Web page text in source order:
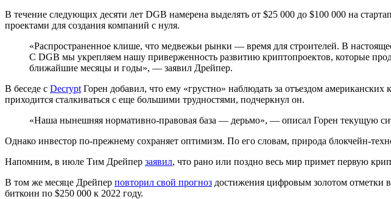
В течение следующих десяти лет DGB намерена выделять от $25 000 до $100 000 на
проектами для создания компаний с нуля.
«Распространенное клише, что медвежьи рынки — время для строителей. В
С DGB мы укрепляем нашу приверженность развитию криптопроектов, которые
ближайшие месяцы и годы», — заявил Дрейпер.
В беседе с Decrypt Горен добавил, что ему «грустно» наблюдать за отъездом
приходится сталкиваться с еще большими трудностями, подчеркнул он.
«Наша нынешняя нормативно-правовая база — дерьмо», — описал Горен текущую
Однако инвестор по-прежнему сохраняет оптимизм. По его словам, природа блокчейн-
Напомним, в июле Тим Дрейпер заявил, что рано или поздно весь мир примет первую
В том же месяце Дрейпер повторил свой прогноз достижения цифровым золотом отметки
биткоин по $250 000 к 2022 году.